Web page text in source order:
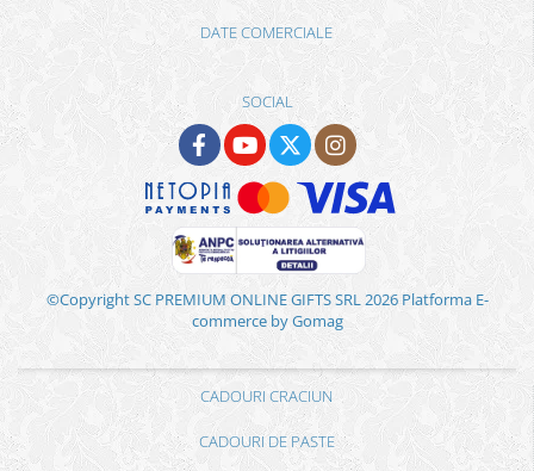
DATE COMERCIALE
SOCIAL
©Copyright SC PREMIUM ONLINE GIFTS SRL 2026 Platforma E-
commerce by Gomag
CADOURI CRACIUN
CADOURI DE PASTE